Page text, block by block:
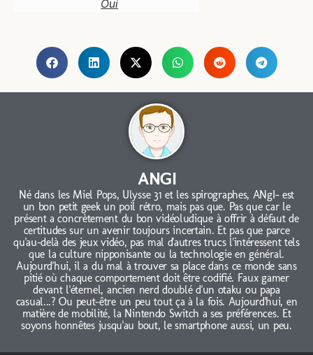
Oui
ANGI
Né dans les Miel Pops, Ulysse 31 et les spirographes, ANgI- est
un bon petit geek un poil rétro, mais pas que. Pas que car le
présent a concrètement du bon vidéoludique à offrir à défaut de
certitudes sur un avenir toujours incertain. Et pas que parce
qu'au-delà des jeux vidéo, pas mal d'autres trucs l'intéressent tels
que la culture nipponisante ou la technologie en général.
Aujourd'hui, il a du mal à trouver sa place dans ce monde sans
pitié où chaque comportement doit être codifié. Faux gamer
devant l'éternel, ancien nerd doublé d'un otaku ou papa
casual...? Ou peut-être un peu tout ça à la fois. Aujourd'hui, en
matière de mobilité, la Nintendo Switch a ses préférences. Et
soyons honnêtes jusqu'au bout, le smartphone aussi, un peu.